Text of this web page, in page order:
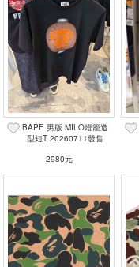
BAPE 男版 MILO燈籠造
型短T 20260711發售
2980元